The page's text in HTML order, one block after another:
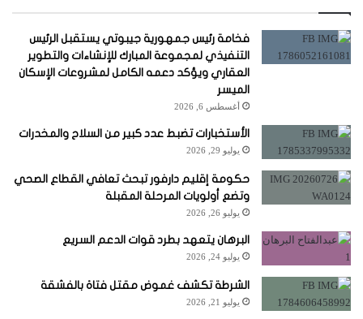
فخامة رئيس جمهورية جيبوتي يستقبل الرئيس
التنفيذي لمجموعة المبارك للإنشاءات والتطوير
العقاري ويؤكد دعمه الكامل لمشروعات الإسكان
الميسر
أغسطس 6, 2026
الأستخبارات تضبط عدد كبير من السلاح والمخدرات
يوليو 29, 2026
حكومة إقليم دارفور تبحث تعافي القطاع الصحي
وتضع أولويات المرحلة المقبلة
يوليو 26, 2026
البرهان يتعهد بطرد قوات الدعم السريع
يوليو 24, 2026
الشرطة تكشف غموض مقتل فتاة بالفشقة
يوليو 21, 2026